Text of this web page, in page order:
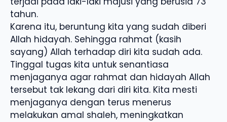
tahun.
Karena itu, beruntung kita yang sudah diberi
Allah hidayah. Sehingga rahmat (kasih
sayang) Allah terhadap diri kita sudah ada.
Tinggal tugas kita untuk senantiasa
menjaganya agar rahmat dan hidayah Allah
tersebut tak lekang dari diri kita. Kita mesti
menjaganya dengan terus menerus
melakukan amal shaleh, meningkatkan